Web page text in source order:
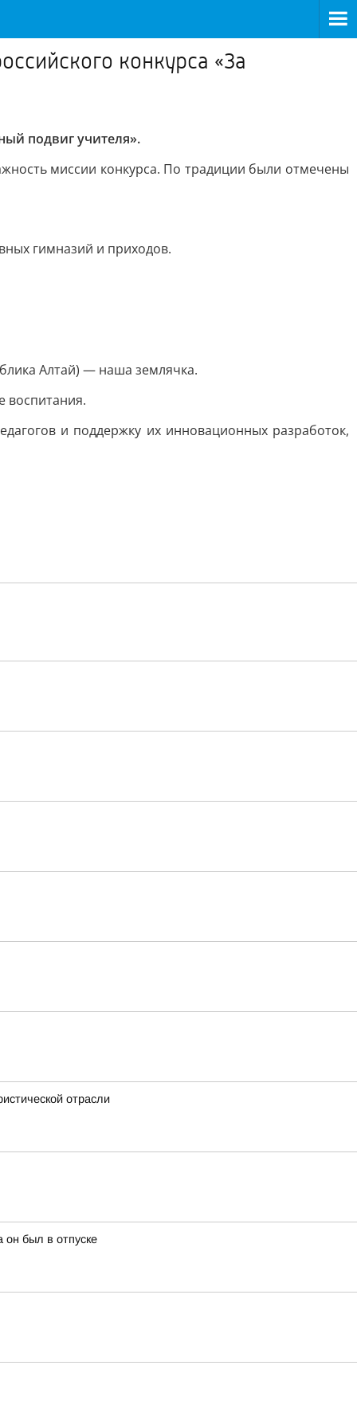
конкурса «За
подвиг учителя».
миссии конкурса. По традиции были отмечены
гимназий и приходов.
Алтай) — наша землячка.
воспитания.
и поддержку их инновационных разработок,
отрасли
был в отпуске